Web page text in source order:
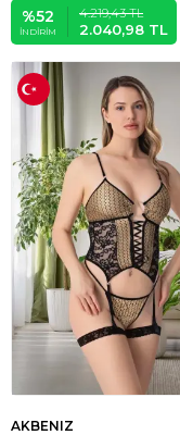
%52
İNDIRIM
4.219,43TL
2.040,98 TL
AKBENIZ